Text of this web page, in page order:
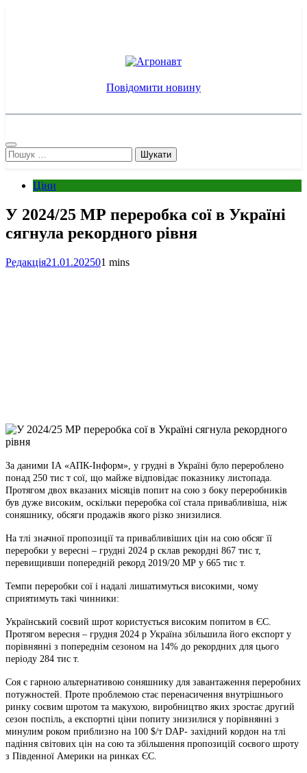
Агронавт
Новини українського агробізнесу
Повідомити новину
Пошук:
Ціни
У 2024/25 МР переробка сої в Україні
сягнула рекордного рівня
Редакція21.01.202501 mins
Link
Print
За даними ІА «АПК-Інформ», у грудні в Україні було перероблено
понад 250 тис т сої, що майже відповідає показнику листопада.
Протягом двох вказаних місяців попит на сою з боку переробників
був дуже високим, оскільки переробка сої стала привабливіша, ніж
соняшнику, обсяги продажів якого різко знизилися.
На тлі значної пропозиції та привабливіших цін на сою обсяг її
переробки у вересні – грудні 2024 р склав рекордні 867 тис т,
перевищивши попередній рекорд 2019/20 МР у 665 тис т.
Темпи переробки сої і надалі лишатимуться високими, чому
сприятимуть такі чинники:
Український соєвий шрот користується високим попитом в ЄС.
Протягом вересня – грудня 2024 р Україна збільшила його експорт у
порівнянні з попереднім сезоном на 14% до рекордних для цього
періоду 284 тис т.
Соя є гарною альтернативою соняшнику для завантаження переробних
потужностей. Проте проблемою стає перенасичення внутрішнього
ринку соєвим шротом та макухою, виробництво яких зростає другий
сезон поспіль, а експортні ціни попиту знизилися у порівнянні з
минулим роком приблизно на 100 $/т DAP- західний кордон на тлі
падіння світових цін на сою та збільшення пропозицій соєвого шроту
з Південної Америки на ринках ЄС.